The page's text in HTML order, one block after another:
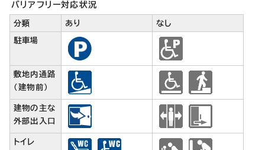
バリアフリー対応状況
分類 あり なし
駐車場
敷地内通路
（建物前）
建物の主な
外部出入口
トイレ